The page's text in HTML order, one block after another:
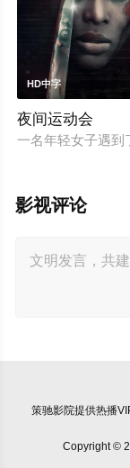
HD中字
夜间运动会
一名年轻女子遇到
影视评论
策驰影院提供热播
Copyright ©